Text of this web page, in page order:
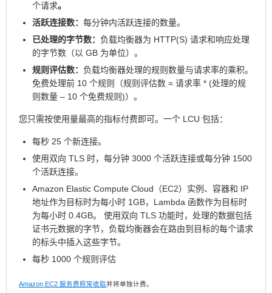
个请求。
活跃连接数： 每分钟内活跃连接的数量。
已处理的字节数： 负载均衡器为 HTTP(S) 请求和响应处理
的字节数（以 GB 为单位）。
规则评估数： 负载均衡器处理的规则数量与请求率的乘积。
免费处理前 10 个规则（规则评估数 = 请求率 * (处理的规
则数量 – 10 个免费规则)）。
您只需按使用量最高的指标付费即可。一个 LCU 包括：
每秒 25 个新连接。
使用双向 TLS 时，每分钟 3000 个活跃连接或每分钟 1500
个活跃连接。
Amazon Elastic Compute Cloud（EC2）实例、容器和 IP
地址作为目标时为每小时 1GB，Lambda 函数作为目标时
为每小时 0.4GB。 使用双向 TLS 功能时，处理的数据包括
证书元数据的字节，负载均衡器会在路由到目标的每个请求
的标头中插入这些字节。
每秒 1000 个规则评估
Amazon EC2 服务费照常收取并将单独计费。